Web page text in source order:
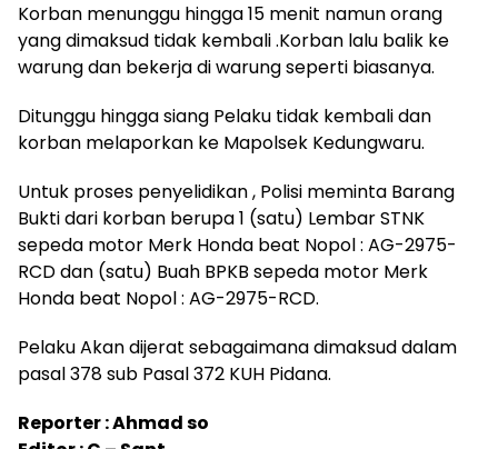
Korban menunggu hingga 15 menit namun orang
yang dimaksud tidak kembali .Korban lalu balik ke
warung dan bekerja di warung seperti biasanya.
Ditunggu hingga siang Pelaku tidak kembali dan
korban melaporkan ke Mapolsek Kedungwaru.
Untuk proses penyelidikan , Polisi meminta Barang
Bukti dari korban berupa 1 (satu) Lembar STNK
sepeda motor Merk Honda beat Nopol : AG-2975-
RCD dan (satu) Buah BPKB sepeda motor Merk
Honda beat Nopol : AG-2975-RCD.
Pelaku Akan dijerat sebagaimana dimaksud dalam
pasal 378 sub Pasal 372 KUH Pidana.
Reporter : Ahmad so